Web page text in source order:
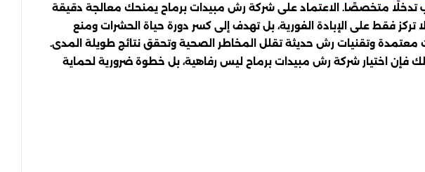
تدخلًا متخصصًا. الاعتماد على شركة رش مبيدات برماح يمنحك معالجة دقيقة
لا تركز فقط على الإبادة الفورية، بل تهدف إلى كسر دورة حياة الحشرات ومنع
وتقنيات رش حديثة تقلل المخاطر الصحية وتحقق نتائج طويلة المدى.
فإن اختيار شركة رش مبيدات برماح ليس رفاهية، بل خطوة ضرورية لحماية